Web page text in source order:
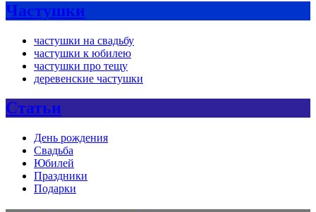
Частушки
частушки на свадьбу
частушки к юбилею
частушки про тещу
деревенские частушки
Статьи
День рождения
Свадьба
Юбилей
Праздники
Подарки